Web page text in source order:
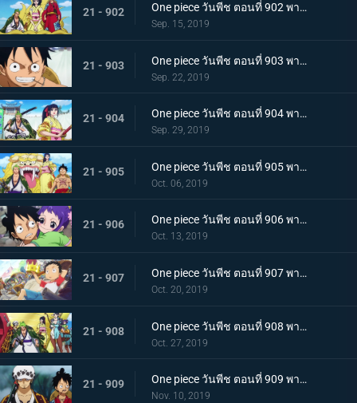
21 - 902 One piece วันพีช ตอนที่ 902 พากย์ไทย โยโกสุนะออกโรง อุราชิมะผู้ไร้เทียมทานผู้หมายปองโออิคุ!
Sep. 15, 2019
21 - 903 One piece วันพีช ตอนที่ 903 พากย์ไทย ตัดสินผลซูโม่ หมวกฟาง vs โยโกสุนะสุดแกร่ง!
Sep. 22, 2019
21 - 904 One piece วันพีช ตอนที่ 904 พากย์ไทย ลูฟี่เดือดจัด ช่วยทามะจากอันตราย!
Sep. 29, 2019
21 - 905 One piece วันพีช ตอนที่ 905 พากย์ไทย การชิงโอทามะคืน! ศึกอันดุเดือดกับโฮลด์เดม!
Oct. 06, 2019
21 - 906 One piece วันพีช ตอนที่ 906 พากย์ไทย ดวลตัวต่อตัว ระหว่างหมอผีกับหมอแห่งความตาย!
Oct. 13, 2019
21 - 907 One piece วันพีช ตอนที่ 907 พากย์ไทย ตอนพิเศษ ฉลองวันพีซครบรอบ 20 ปี "โรแมนซ์ดอวน์"
Oct. 20, 2019
21 - 908 One piece วันพีช ตอนที่ 908 พากย์ไทย เรือสมบัติมาถึงแล้ว ลูฟี่ทาโร่แทนคุณ!
Oct. 27, 2019
21 - 909 One piece วันพีช ตอนที่ 909 พากย์ไทย สุสานแสนลึกลับ การพบกันอีกครั้งที่ซากปราสาทโอเด้ง!
Nov. 10, 2019